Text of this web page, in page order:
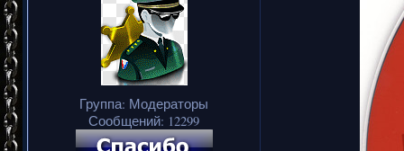
Группа: Модераторы
Сообщений: 12299